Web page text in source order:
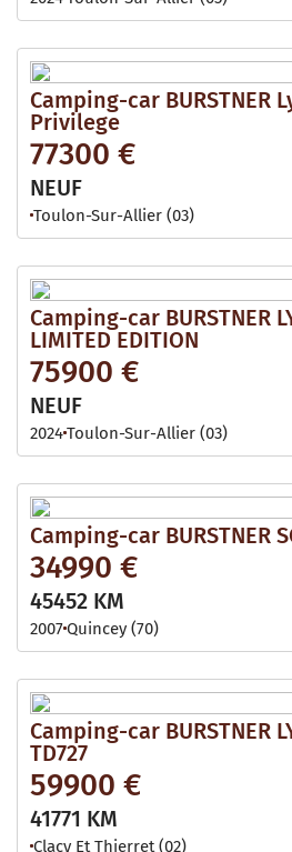
Camping-car BURSTNER
Privilege
77300 €
NEUF
Toulon-Sur-Allier (03)
Camping-car BURSTNER
LIMITED EDITION
75900 €
NEUF
2024Toulon-Sur-Allier (03)
Camping-car BURSTNER
34990 €
45452 KM
2007Quincey (70)
Camping-car BURSTNER
TD727
59900 €
41771 KM
Clacy Et Thierret (02)